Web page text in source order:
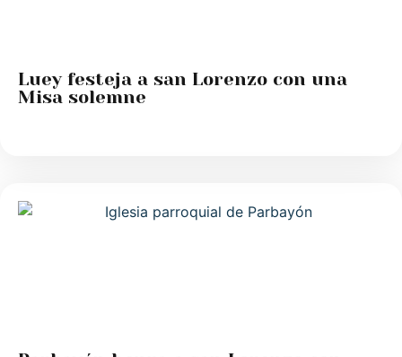
Luey festeja a san Lorenzo con una
Misa solemne